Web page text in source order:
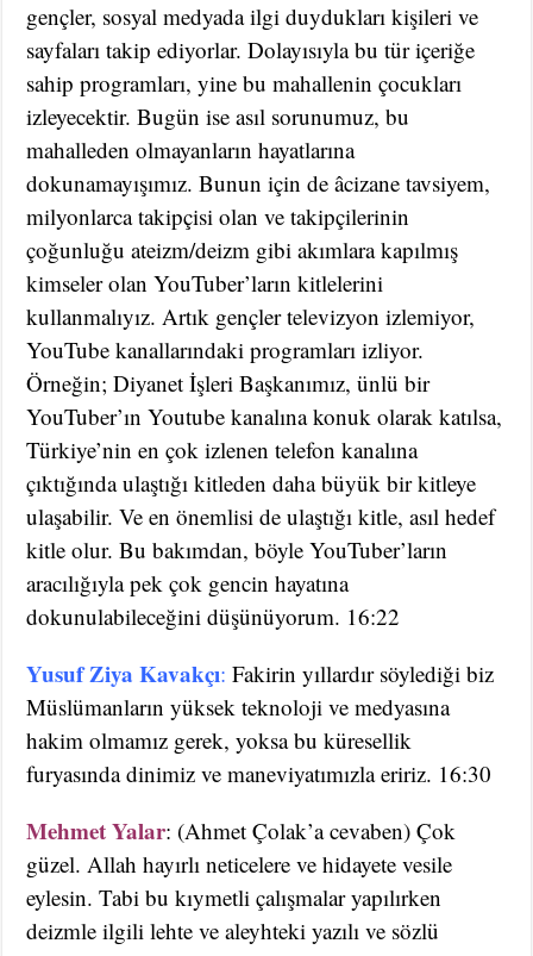
gençler, sosyal medyada ilgi duydukları kişileri ve
sayfaları takip ediyorlar. Dolayısıyla bu tür içeriğe
sahip programları, yine bu mahallenin çocukları
izleyecektir. Bugün ise asıl sorunumuz, bu
mahalleden olmayanların hayatlarına
dokunamayışımız. Bunun için de âcizane tavsiyem,
milyonlarca takipçisi olan ve takipçilerinin
çoğunluğu ateizm/deizm gibi akımlara kapılmış
kimseler olan YouTuber’ların kitlelerini
kullanmalıyız. Artık gençler televizyon izlemiyor,
YouTube kanallarındaki programları izliyor.
Örneğin; Diyanet İşleri Başkanımız, ünlü bir
YouTuber’ın Youtube kanalına konuk olarak katılsa,
Türkiye’nin en çok izlenen telefon kanalına
çıktığında ulaştığı kitleden daha büyük bir kitleye
ulaşabilir. Ve en önemlisi de ulaştığı kitle, asıl hedef
kitle olur. Bu bakımdan, böyle YouTuber’ların
aracılığıyla pek çok gencin hayatına
dokunulabileceğini düşünüyorum. 16:22
Yusuf Ziya Kavakçı: Fakirin yıllardır söylediği biz
Müslümanların yüksek teknoloji ve medyasına
hakim olmamız gerek, yoksa bu küresellik
furyasında dinimiz ve maneviyatımızla eririz. 16:30
Mehmet Yalar: (Ahmet Çolak’a cevaben) Çok
güzel. Allah hayırlı neticelere ve hidayete vesile
eylesin. Tabi bu kıymetli çalışmalar yapılırken
deizmle ilgili lehte ve aleyhteki yazılı ve sözlü